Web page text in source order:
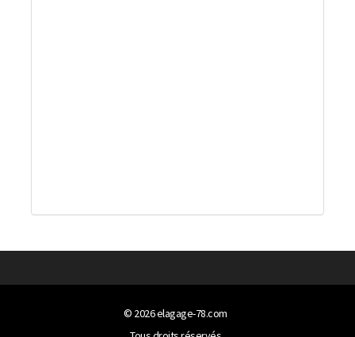
© 2026elagage-78.com